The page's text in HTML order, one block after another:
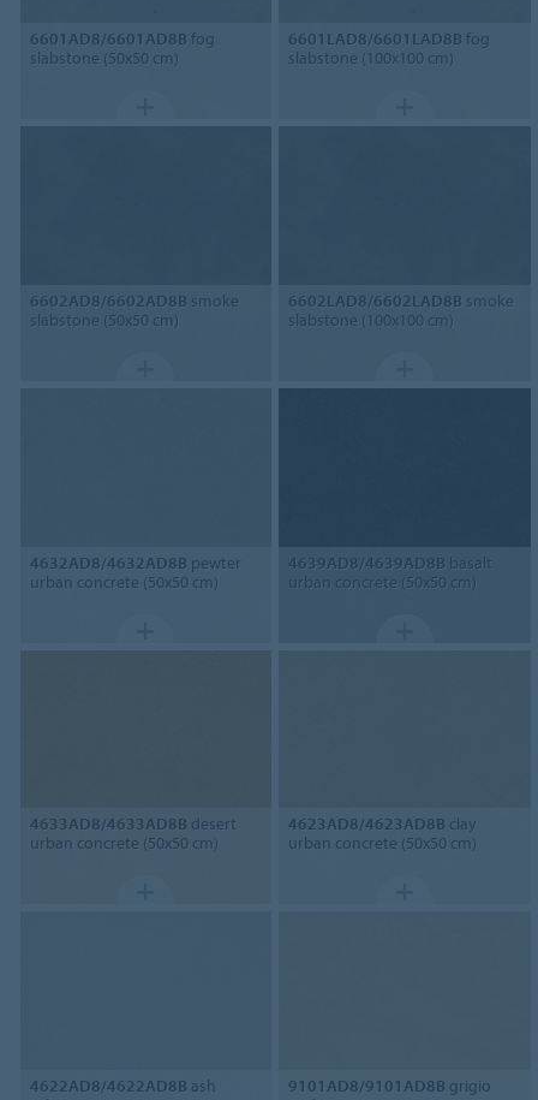
6601AD8/6601AD8B fog
slabstone (50x50 cm)
6601LAD8/6601LAD8B fog
slabstone (100x100 cm)
6602AD8/6602AD8B smoke
slabstone (50x50 cm)
6602LAD8/6602LAD8B smoke
slabstone (100x100 cm)
4632AD8/4632AD8B pewter
urban concrete (50x50 cm)
4639AD8/4639AD8B basalt
urban concrete (50x50 cm)
4633AD8/4633AD8B desert
urban concrete (50x50 cm)
4623AD8/4623AD8B clay
urban concrete (50x50 cm)
4622AD8/4622AD8B ash
9101AD8/9101AD8B grigio